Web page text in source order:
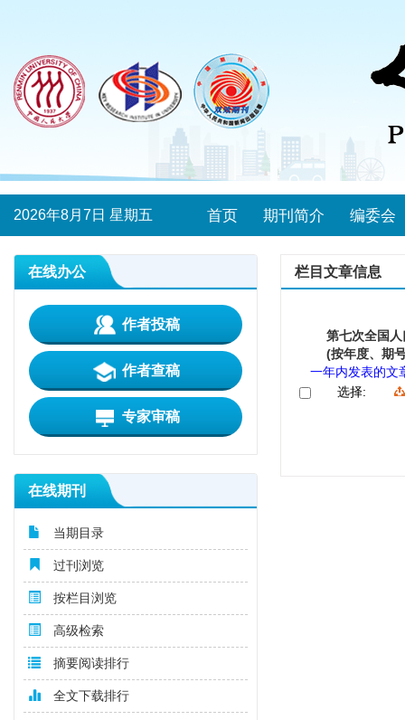
2026年8月7日 星期五 首页 期刊简介 编委会
在线办公
作者投稿
作者查稿
专家审稿
在线期刊
当期目录
过刊浏览
按栏目浏览
高级检索
摘要阅读排行
全文下载排行
栏目文章信息
第七次全国
(按年度、期
一年内发表的文
选择: